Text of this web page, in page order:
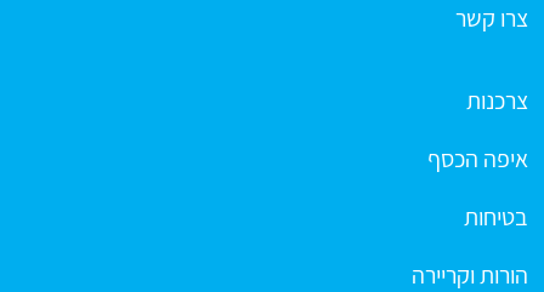
צרו קשר
צרכנות
איפה הכסף
בטיחות
הורות וקריירה